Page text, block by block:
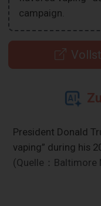
campaign.
President Donald
vaping” during his
(Quelle：Baltimore